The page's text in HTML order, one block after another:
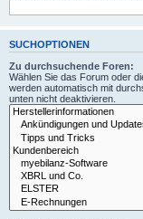
SUCHOPTIONEN
Zu durchsuchende Foren:
Wählen Sie das Forum oder
werden automatisch mit
unten nicht deaktivieren.